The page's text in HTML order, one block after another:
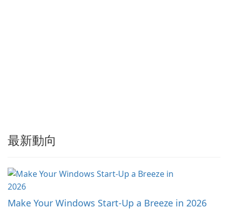
最新動向
Make Your Windows Start-Up a Breeze in 2026